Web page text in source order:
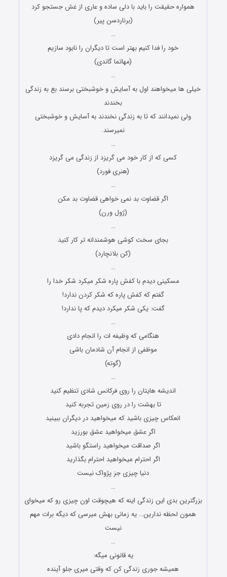
همواره حقیقت را باید با دلی ساده و عاری از غش جستجو کرد
(برناردسن پیر)
…
خود را فدا کنیم بهتر است تا دیگران را نابود سازیم
(مهاتما گاندی)
…
خیلی ها میخواهند اول به آسایش و خوشبختی برسند بع به زندگی
بخندند
ولی نمیدانند که تا به زندگی نخندند به آسایش و خوشبختی
نمیرسند.
…
کسی که از کار خود می گریزد از زندگی می گریزد
(هنری فورد)
…
اگر قضاوت بد نمی خواهی قضاوت بد مکن
(ژول ورن)
…
بجای سخت کوشی هوشمندانه تر کار کنید
(کن بلانچارد)
…
مسکینی دیدم با کفش پاره شکر میکرد شکر خدا را
گفتم که کفش پاره که شکر کردن ندارد!
گفت: یکی شکر میکرد دیدم که پا ندارد!
…
هنگامی که وظیفه ات را انجام دادی
موظفی از انجام آن شادمان باشی
(گوته)
…
اندیشه هایتان را روی فرکانس شادی تنظیم کنید
تا بهشت را در روی زمین تجربه کنید
انعکاس چیزی باشید که میخواهید در دیگران ببینید
اگر عشق میخواهید عشق بورزید
اگر صداقت میخواهید راستگو باشید
اگر احترام میخواهید احترام بگذارید
دنیا چیزی جز پژواک نیست
…
بزرگترین بدی این زندگی اینه که هیچوقت اون چیزی رو که میخوای
همون لحظه ندارین… یه زمانی بهش میرسی که دیگه برات مهم
نیست
…
یه قانونی میگه:
همیشه جوری زندگی کن که وقتی میری جلو آینده